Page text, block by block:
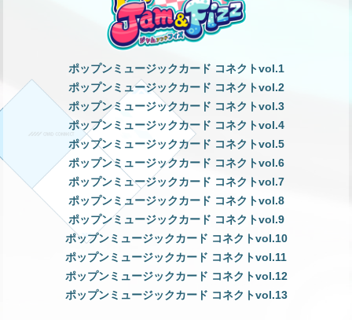
ポップンミュージックカード コネクトvol.1
ポップンミュージックカード コネクトvol.2
ポップンミュージックカード コネクトvol.3
ポップンミュージックカード コネクトvol.4
ポップンミュージックカード コネクトvol.5
ポップンミュージックカード コネクトvol.6
ポップンミュージックカード コネクトvol.7
ポップンミュージックカード コネクトvol.8
ポップンミュージックカード コネクトvol.9
ポップンミュージックカード コネクトvol.10
ポップンミュージックカード コネクトvol.11
ポップンミュージックカード コネクトvol.12
ポップンミュージックカード コネクトvol.13